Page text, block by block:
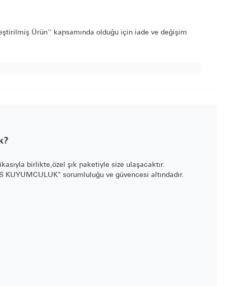
Ürün'' kapsamında olduğu için iade ve değişim
birlikte,özel şık paketiyle size ulaşacaktır.
KUYUMCULUK" sorumluluğu ve güvencesi altındadır.